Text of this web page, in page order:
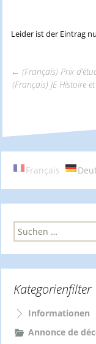
Leider ist der Eintrag
← (Français) Prix
(Français) JE Histoire
Français
S
u
n
a
h
Kategorienfilter
Informationen
Annonce de